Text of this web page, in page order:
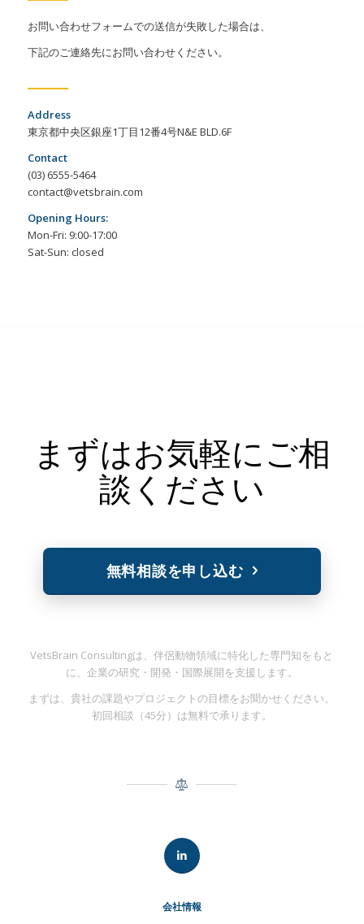
お問い合わせフォームでの送信が失敗した場合は、
下記のご連絡先にお問い合わせください。
Address
東京都中央区銀座1丁目12番4号N&E BLD.6F
Contact
(03) 6555-5464
contact@vetsbrain.com
Opening Hours:
Mon-Fri: 9:00-17:00
Sat-Sun: closed
まずはお気軽にご相
談ください
無料相談を申し込む
VetsBrain Consultingは、伴侶動物領域に特化した専門知をもと
に、企業の研究・開発・国際展開を支援します。
まずは、貴社の課題やプロジェクトの目標をお聞かせください。
初回相談（45分）は無料で承ります。
会社情報